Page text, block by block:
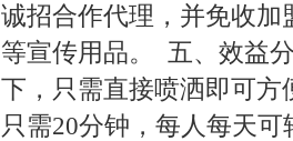
诚招合作代理，并免收
等宣传用品。 五、效益
下，只需直接喷洒即可
只需20分钟，每人每天